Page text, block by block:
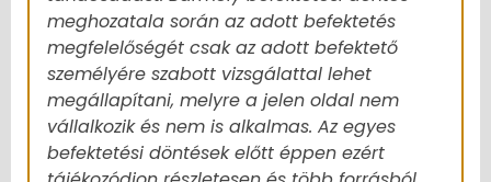
meghozatala során az adott befektetés
megfelelőségét csak az adott befektető
személyére szabott vizsgálattal lehet
megállapítani, melyre a jelen oldal nem
vállalkozik és nem is alkalmas. Az egyes
befektetési döntések előtt éppen ezért